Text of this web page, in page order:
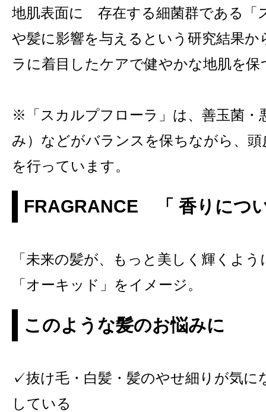
地肌表面に 存在する細菌群である「
や髪に影響を与えるという研究結果
ラに着目したケアで健やかな地肌を
※「スカルプフローラ」は、善玉菌・
み）などがバランスを保ちながら、
を行っています。
FRAGRANCE 「 香りにつ
「未来の髪が、もっと美しく輝くよ
「オーキッド」をイメージ。
このような髪のお悩みに
✓抜け毛・白髪・髪のやせ細りが気
している